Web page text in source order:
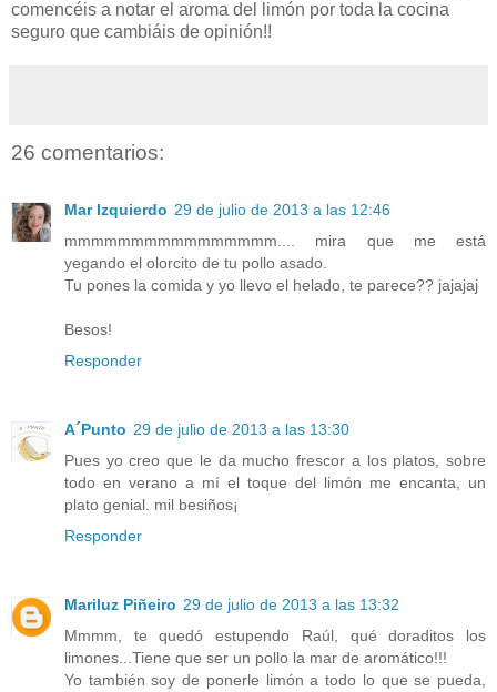
comencéis a notar el aroma del limón por toda la cocina
seguro que cambiáis de opinión!!
26 comentarios:
Mar Izquierdo 29 de julio de 2013 a las 12:46
mmmmmmmmmmmmmmmm.... mira que me está
yegando el olorcito de tu pollo asado.
Tu pones la comida y yo llevo el helado, te parece?? jajajaj
Besos!
Responder
A´Punto 29 de julio de 2013 a las 13:30
Pues yo creo que le da mucho frescor a los platos, sobre
todo en verano a mí el toque del limón me encanta, un
plato genial. mil besiños¡
Responder
Mariluz Piñeiro 29 de julio de 2013 a las 13:32
Mmmm, te quedó estupendo Raúl, qué doraditos los
limones...Tiene que ser un pollo la mar de aromático!!!
Yo también soy de ponerle limón a todo lo que se pueda,